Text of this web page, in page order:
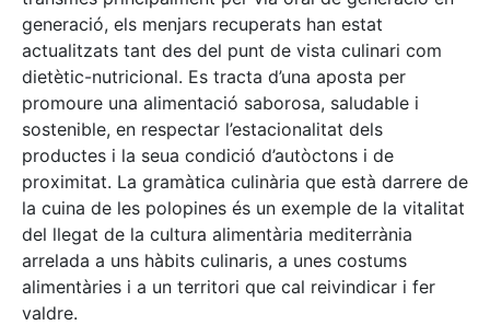
generació, els menjars recuperats han estat
actualitzats tant des del punt de vista culinari com
dietètic-nutricional. Es tracta d’una aposta per
promoure una alimentació saborosa, saludable i
sostenible, en respectar l’estacionalitat dels
productes i la seua condició d’autòctons i de
proximitat. La gramàtica culinària que està darrere de
la cuina de les polopines és un exemple de la vitalitat
del llegat de la cultura alimentària mediterrània
arrelada a uns hàbits culinaris, a unes costums
alimentàries i a un territori que cal reivindicar i fer
valdre.